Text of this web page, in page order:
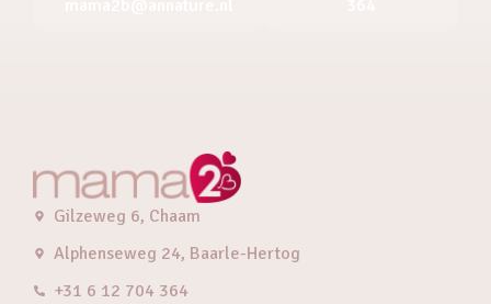
Gilzeweg 6, Chaam
Alphenseweg 24, Baarle-Hertog
+31 6 12 704 364